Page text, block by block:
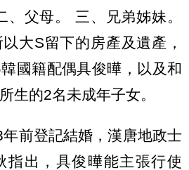
父母。 三、兄弟姊妹。
大S留下的房產及遺產，
國籍配偶具俊曄，以及和
生的2名未成年子女。
前登記結婚，漢唐地政士
指出，具俊曄能主張行使